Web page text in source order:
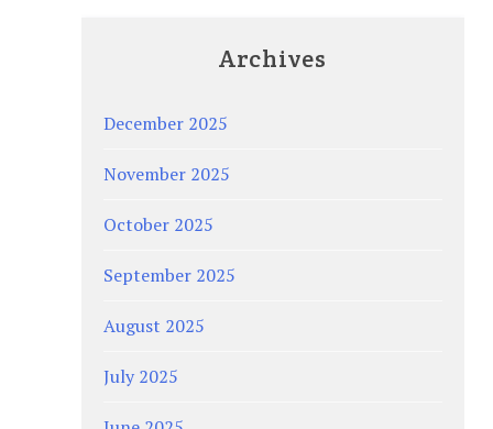
Archives
December 2025
November 2025
October 2025
September 2025
August 2025
July 2025